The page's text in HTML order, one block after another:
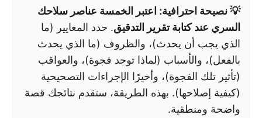
💡 نصيحة احترافية: اعتبر الخمسة عناصر سلاحك
السري عند كتابة تقرير التدقيق. حدد المعايير (ما
الذي يجب أن يحدث)، والظروف (ما الذي يحدث
بالفعل)، والأسباب (لماذا توجد فجوة)، والعواقب
(تأثير تلك الفجوة)، وأخيرًا الإجراءات التصحيحية
(كيفية إصلاحها). بهذه الطريقة، ستقدم نتائجك قصة
واضحة ومنطقية.